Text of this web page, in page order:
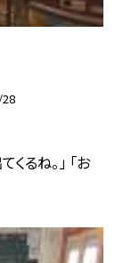
るね。」 「お